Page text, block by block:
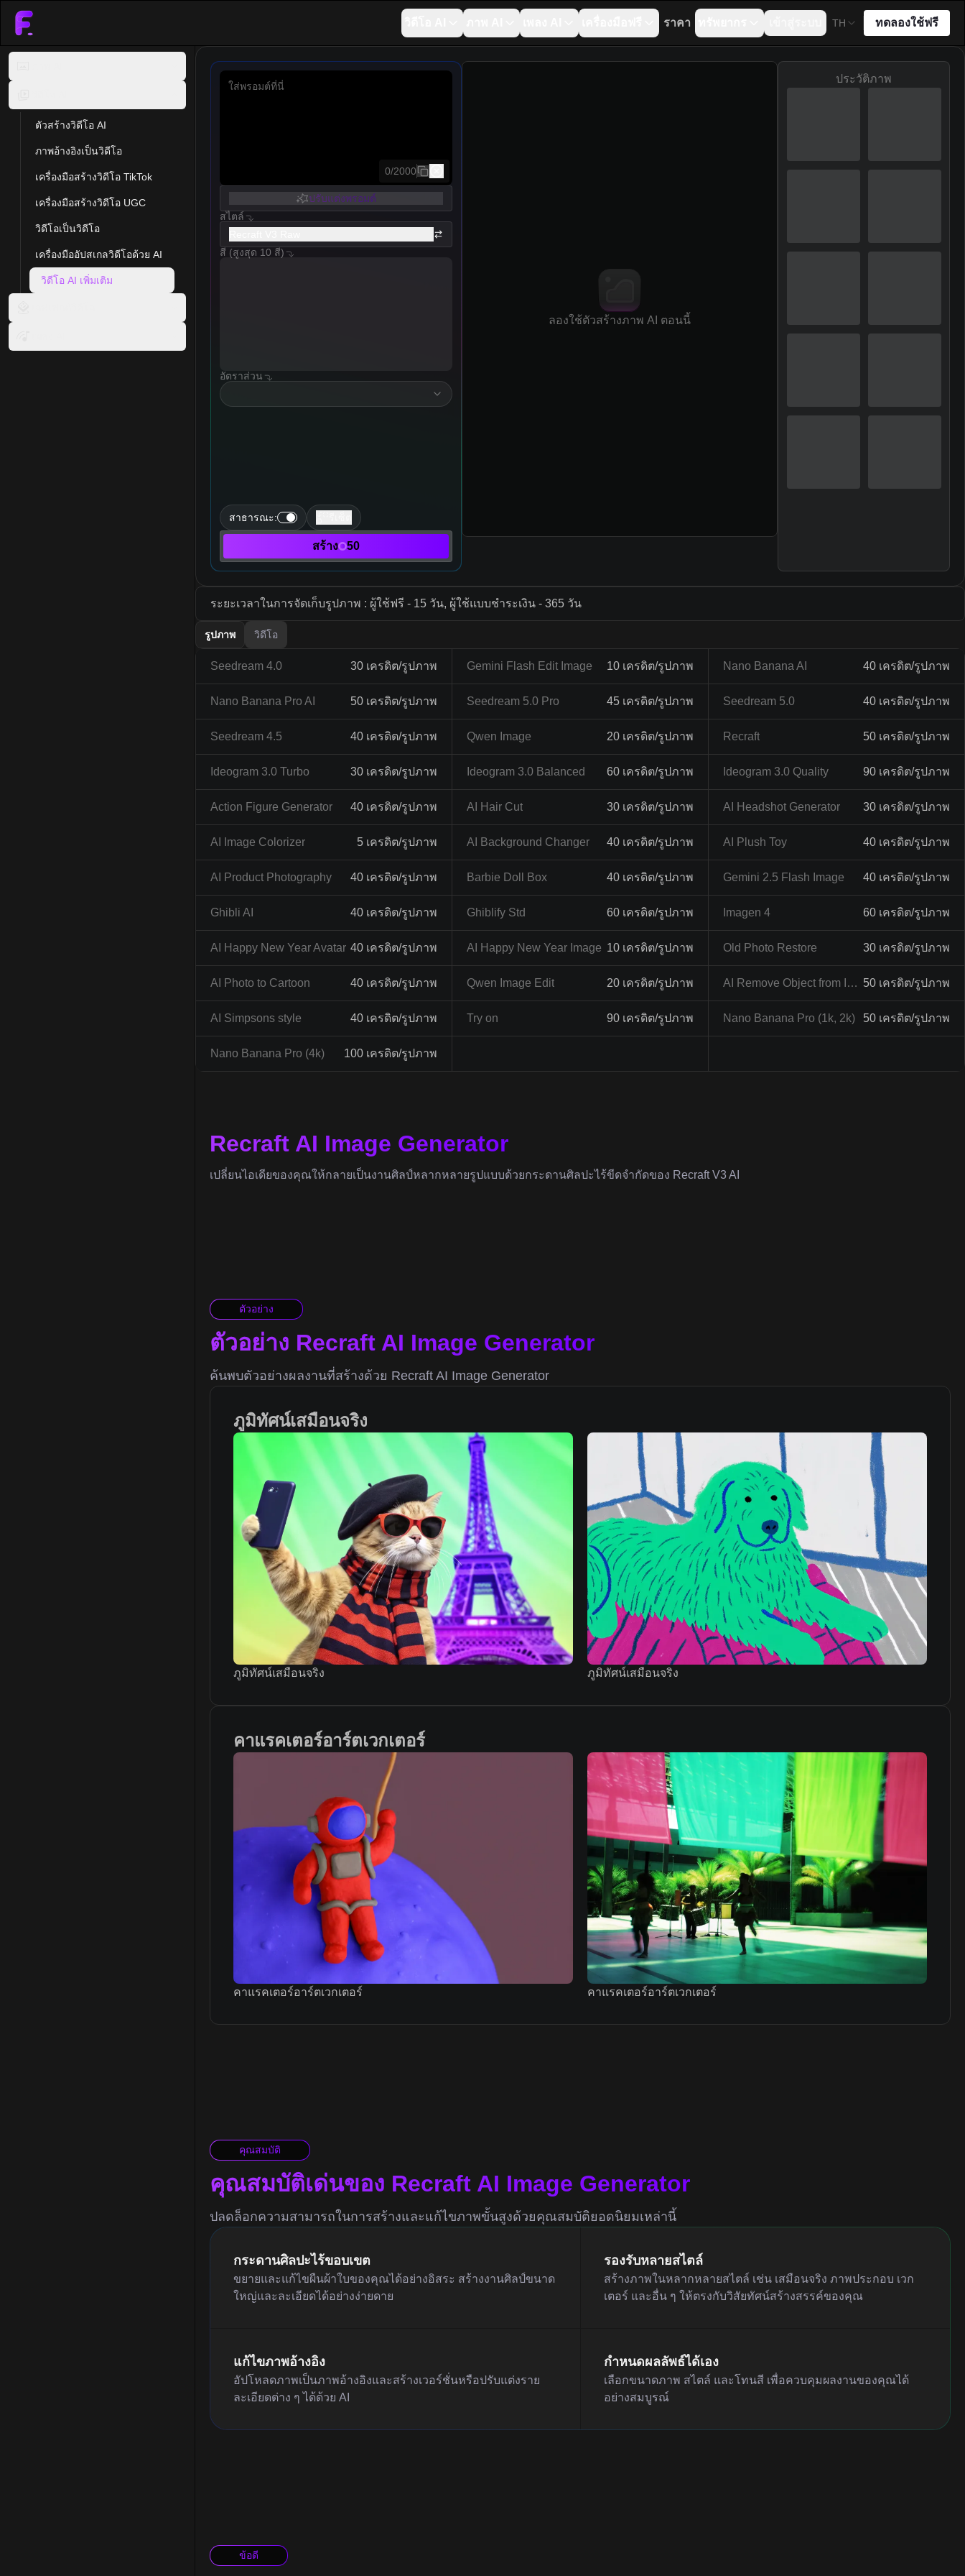
ราคา TH ทดลองใช้ฟรี
ตัวสร้างวิดีโอ AI
ภาพอ้างอิงเป็นวิดีโอ
เครื่องมือสร้างวิดีโอ TikTok
เครื่องมือสร้างวิดีโอ UGC
วิดีโอเป็นวิดีโอ
เครื่องมืออัปสเกลวิดีโอด้วย AI
วิดีโอ AI เพิ่มเติม
0/2000 คัดลอก
ปรับแต่งพรอมต์
สไตล์
สี (สูงสุด 10 สี)
อัตราส่วน
resolution
สาธารณะ:
สร้าง 50
ลองใช้ตัวสร้างภาพ AI ตอนนี้
ประวัติภาพ
ระยะเวลาในการจัดเก็บรูปภาพ : ผู้ใช้ฟรี - 15 วัน, ผู้ใช้แบบชำระเงิน - 365 วัน
รูปภาพ วิดีโอ
Seedream 4.0 30 เครดิต/รูปภาพ Gemini Flash Edit Image 10 เครดิต/รูปภาพ Nano Banana AI 40 เครดิต/รูปภาพ
Nano Banana Pro AI 50 เครดิต/รูปภาพ Seedream 5.0 Pro 45 เครดิต/รูปภาพ Seedream 5.0 40 เครดิต/รูปภาพ
Seedream 4.5 40 เครดิต/รูปภาพ Qwen Image 20 เครดิต/รูปภาพ Recraft 50 เครดิต/รูปภาพ
Ideogram 3.0 Turbo 30 เครดิต/รูปภาพ Ideogram 3.0 Balanced 60 เครดิต/รูปภาพ Ideogram 3.0 Quality 90 เครดิต/รูปภาพ
Action Figure Generator 40 เครดิต/รูปภาพ AI Hair Cut 30 เครดิต/รูปภาพ AI Headshot Generator 30 เครดิต/รูปภาพ
AI Image Colorizer 5 เครดิต/รูปภาพ AI Background Changer 40 เครดิต/รูปภาพ AI Plush Toy 40 เครดิต/รูปภาพ
AI Product Photography 40 เครดิต/รูปภาพ Barbie Doll Box 40 เครดิต/รูปภาพ Gemini 2.5 Flash Image 40 เครดิต/รูปภาพ
Ghibli AI 40 เครดิต/รูปภาพ Ghiblify Std 60 เครดิต/รูปภาพ Imagen 4 60 เครดิต/รูปภาพ
AI Happy New Year Avatar 40 เครดิต/รูปภาพ AI Happy New Year Image 10 เครดิต/รูปภาพ Old Photo Restore 30 เครดิต/รูปภาพ
AI Photo to Cartoon 40 เครดิต/รูปภาพ Qwen Image Edit 20 เครดิต/รูปภาพ AI Remove Object from Image 50 เครดิต/รูปภาพ
AI Simpsons style 40 เครดิต/รูปภาพ Try on 90 เครดิต/รูปภาพ Nano Banana Pro (1k, 2k) 50 เครดิต/รูปภาพ
Nano Banana Pro (4k) 100 เครดิต/รูปภาพ
Recraft AI Image Generator
เปลี่ยนไอเดียของคุณให้กลายเป็นงานศิลป์หลากหลายรูปแบบด้วยกระดานศิลปะไร้ขีดจำกัดของ Recraft V3 AI
ตัวอย่าง
ตัวอย่าง Recraft AI Image Generator
ค้นพบตัวอย่างผลงานที่สร้างด้วย Recraft AI Image Generator
ภูมิทัศน์เสมือนจริง
ภูมิทัศน์เสมือนจริง ภูมิทัศน์เสมือนจริง
คาแรคเตอร์อาร์ตเวกเตอร์
คาแรคเตอร์อาร์ตเวกเตอร์ คาแรคเตอร์อาร์ตเวกเตอร์
คุณสมบัติ
คุณสมบัติเด่นของ Recraft AI Image Generator
ปลดล็อกความสามารถในการสร้างและแก้ไขภาพขั้นสูงด้วยคุณสมบัติยอดนิยมเหล่านี้
กระดานศิลปะไร้ขอบเขต
ขยายและแก้ไขผืนผ้าใบของคุณได้อย่างอิสระ สร้างงานศิลป์ขนาด
ใหญ่และละเอียดได้อย่างง่ายดาย
รองรับหลายสไตล์
สร้างภาพในหลากหลายสไตล์ เช่น เสมือนจริง ภาพประกอบ เวก
เตอร์ และอื่น ๆ ให้ตรงกับวิสัยทัศน์สร้างสรรค์ของคุณ
แก้ไขภาพอ้างอิง
อัปโหลดภาพเป็นภาพอ้างอิงและสร้างเวอร์ชั่นหรือปรับแต่งราย
ละเอียดต่าง ๆ ได้ด้วย AI
กำหนดผลลัพธ์ได้เอง
เลือกขนาดภาพ สไตล์ และโทนสี เพื่อควบคุมผลงานของคุณได้
อย่างสมบูรณ์
ข้อดี